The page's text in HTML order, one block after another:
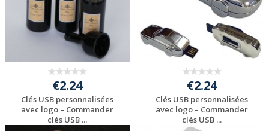
€2.24
Clés USB personnalisées
avec logo – Commander
clés USB ...
€2.24
Clés USB personnalisées
avec logo – Commander
clés USB ...